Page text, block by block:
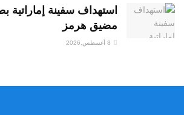
استهداف سفينة إماراتية
مضيق هرمز